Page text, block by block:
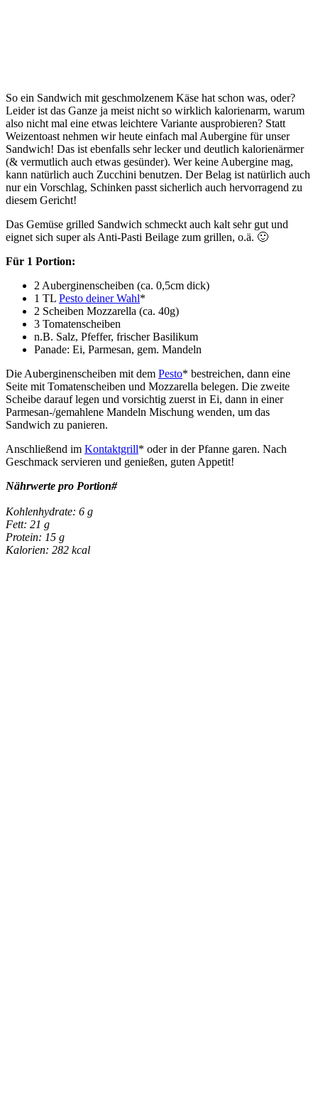
So ein Sandwich mit geschmolzenem Käse hat schon was, oder?
Leider ist das Ganze ja meist nicht so wirklich kalorienarm, warum
also nicht mal eine etwas leichtere Variante ausprobieren? Statt
Weizentoast nehmen wir heute einfach mal Aubergine für unser
Sandwich! Das ist ebenfalls sehr lecker und deutlich kalorienärmer
(& vermutlich auch etwas gesünder). Wer keine Aubergine mag,
kann natürlich auch Zucchini benutzen. Der Belag ist natürlich auch
nur ein Vorschlag, Schinken passt sicherlich auch hervorragend zu
diesem Gericht!
Das Gemüse grilled Sandwich schmeckt auch kalt sehr gut und
eignet sich super als Anti-Pasti Beilage zum grillen, o.ä. 🙂
Für 1 Portion:
2 Auberginenscheiben (ca. 0,5cm dick)
1 TL Pesto deiner Wahl*
2 Scheiben Mozzarella (ca. 40g)
3 Tomatenscheiben
n.B. Salz, Pfeffer, frischer Basilikum
Panade: Ei, Parmesan, gem. Mandeln
Die Auberginenscheiben mit dem Pesto* bestreichen, dann eine
Seite mit Tomatenscheiben und Mozzarella belegen. Die zweite
Scheibe darauf legen und vorsichtig zuerst in Ei, dann in einer
Parmesan-/gemahlene Mandeln Mischung wenden, um das
Sandwich zu panieren.
Anschließend im Kontaktgrill* oder in der Pfanne garen. Nach
Geschmack servieren und genießen, guten Appetit!
Nährwerte pro Portion#
Kohlenhydrate: 6 g
Fett: 21 g
Protein: 15 g
Kalorien: 282 kcal